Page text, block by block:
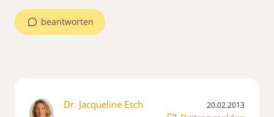
beantworten
Dr. Jacqueline Esch 20.02.2013